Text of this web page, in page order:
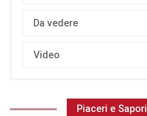
Da vedere
Video
Piaceri e Sapori